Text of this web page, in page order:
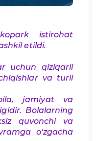
istirohat
etildi.
uchun qiziqarli
va turli
jamiyat va
Bolalarning
quvonchi va
o‘zgacha